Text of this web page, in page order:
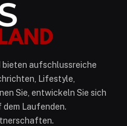
bieten aufschlussreiche
Lifestyle,
Sie, entwickeln Sie sich
dem Laufenden.